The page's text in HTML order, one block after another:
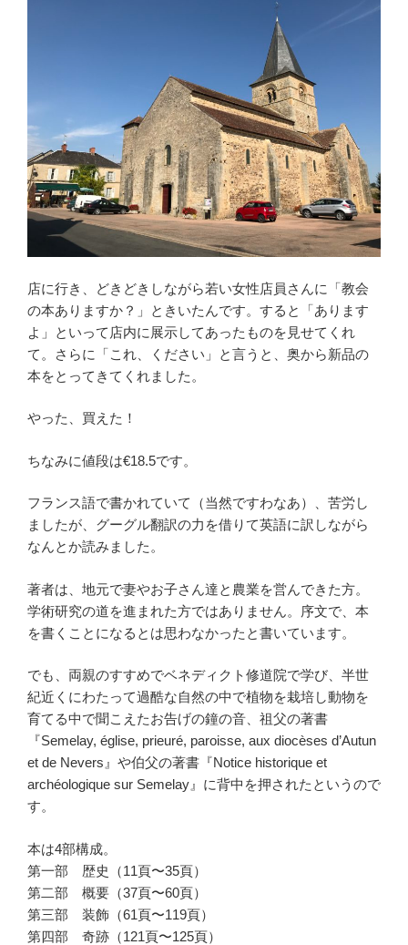
店に行き、どきどきしながら若い女性店員さんに「教会
の本ありますか？」ときいたんです。すると「あります
よ」といって店内に展示してあったものを見せてくれ
て。さらに「これ、ください」と言うと、奥から新品の
本をとってきてくれました。
やった、買えた！
ちなみに値段は€18.5です。
フランス語で書かれていて（当然ですわなあ）、苦労し
ましたが、グーグル翻訳の力を借りて英語に訳しながら
なんとか読みました。
著者は、地元で妻やお子さん達と農業を営んできた方。
学術研究の道を進まれた方ではありません。序文で、本
を書くことになるとは思わなかったと書いています。
でも、両親のすすめでベネディクト修道院で学び、半世
紀近くにわたって過酷な自然の中で植物を栽培し動物を
育てる中で聞こえたお告げの鐘の音、祖父の著書
『Semelay, église, prieuré, paroisse, aux diocèses d’Autun
et de Nevers』や伯父の著書『Notice historique et
archéologique sur Semelay』に背中を押されたというので
す。
本は4部構成。
第一部 歴史（11頁〜35頁）
第二部 概要（37頁〜60頁）
第三部 装飾（61頁〜119頁）
第四部 奇跡（121頁〜125頁）